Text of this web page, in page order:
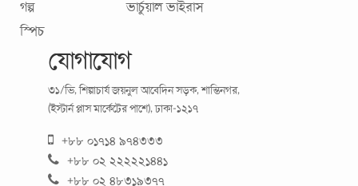
সাফল্যসূত্র-৫ : সঙ্ঘায়ন
করতে পারবেন না। সফল হতে হলে আপনার লক্ষ্য বাস্তবায়নে আপনার
প্রয়োজন হবে আরো অনেককে। যত
গল্প
স্পিচ
ভার্চুয়াল ভাইরাস
যোগাযোগ
৩১/ভি, শিল্পাচার্য জয়নুল আবেদিন সড়ক, শান্তিনগর,
(ইস্টার্ন প্লাস মার্কেটের পাশে), ঢাকা-১২১৭
+৮৮ ০১৭১৪ ৯৭৪৩৩৩
+৮৮ ০২ ২২২২২১৪৪১
+৮৮ ০২ ৪৮৩১৯৩৭৭